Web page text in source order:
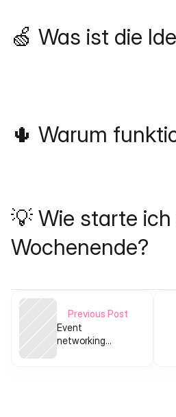
🍏 Was ist die
🌵 Warum
💡 Wie starte ich
Wochenende?
Previous Post
Event
networking